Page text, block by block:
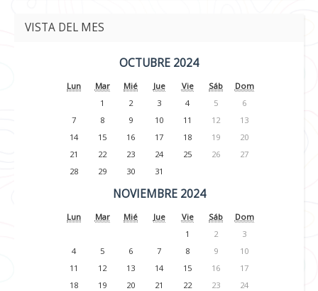
VISTA DEL MES
OCTUBRE 2024
Lun Mar Mié Jue Vie Sáb
Dom
1
2 3 4 5
6
7
8 9 10 11 12
13
14
15 16 17 18 19
20
21
22 23 24 25 26
27
28
29 30 31
NOVIEMBRE 2024
Lun Mar Mié Jue Vie Sáb
Dom
1
2
3
4
5 6 7 8 9
10
11
12 13 14 15 16
17
18
19 20 21 22 23 24